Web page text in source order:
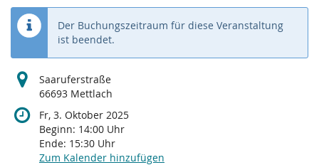
Der Buchungszeitraum für diese Veranstaltung
ist beendet.
Saaruferstraße
66693 Mettlach
Fr, 3. Oktober 2025
Beginn: 14:00 Uhr
Ende: 15:30 Uhr
Zum Kalender hinzufügen